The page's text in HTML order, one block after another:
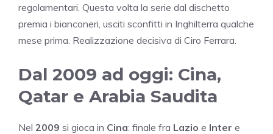
regolamentari. Questa volta la serie dal dischetto
premia i bianconeri, usciti sconfitti in Inghilterra qualche
mese prima. Realizzazione decisiva di Ciro Ferrara.
Dal 2009 ad oggi: Cina,
Qatar e Arabia Saudita
Nel 2009 si gioca in Cina: finale fra Lazio e Inter e